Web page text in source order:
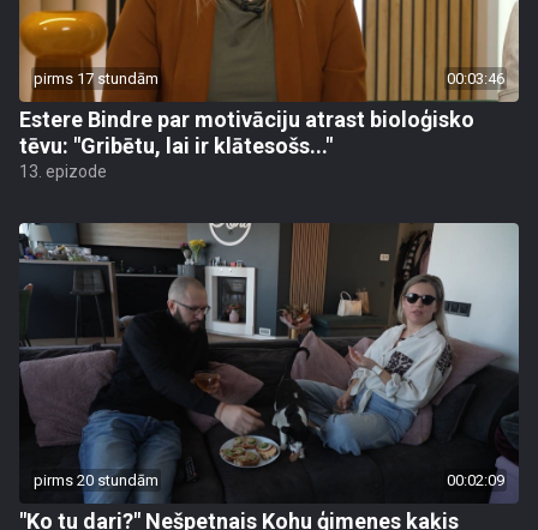
pirms 17 stundām 00:03:46
Estere Bindre par motivāciju atrast bioloģisko
tēvu: "Gribētu, lai ir klātesošs..."
13. epizode
pirms 20 stundām 00:02:09
"Ko tu dari?" Nešpetnais Kohu ģimenes kaķis